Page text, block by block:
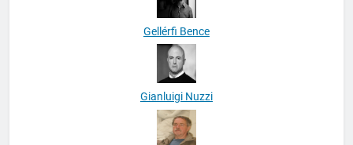
Gellérfi Bence
Gianluigi Nuzzi